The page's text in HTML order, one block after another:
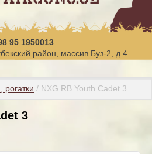
95 1950013
район, массив Буз-2, д.4
рогатки / NXG RB Youth Cadet 3
3